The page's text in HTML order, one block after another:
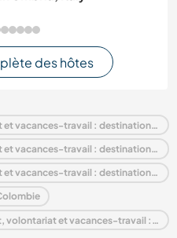
des hôtes
Séjours chez l'habitant, volontariat et vacances-travail : destination Colombie
Séjours chez l'habitant, volontariat et vacances-travail : destination Amérique du Sud
Séjours chez l'habitant, volontariat et vacances-travail : destination Andine
Last minute Séjours chez l'habitant, volontariat et vacances-travail : destination Colombie